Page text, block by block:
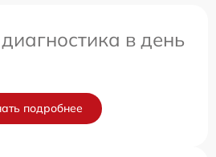
в день
подробнее